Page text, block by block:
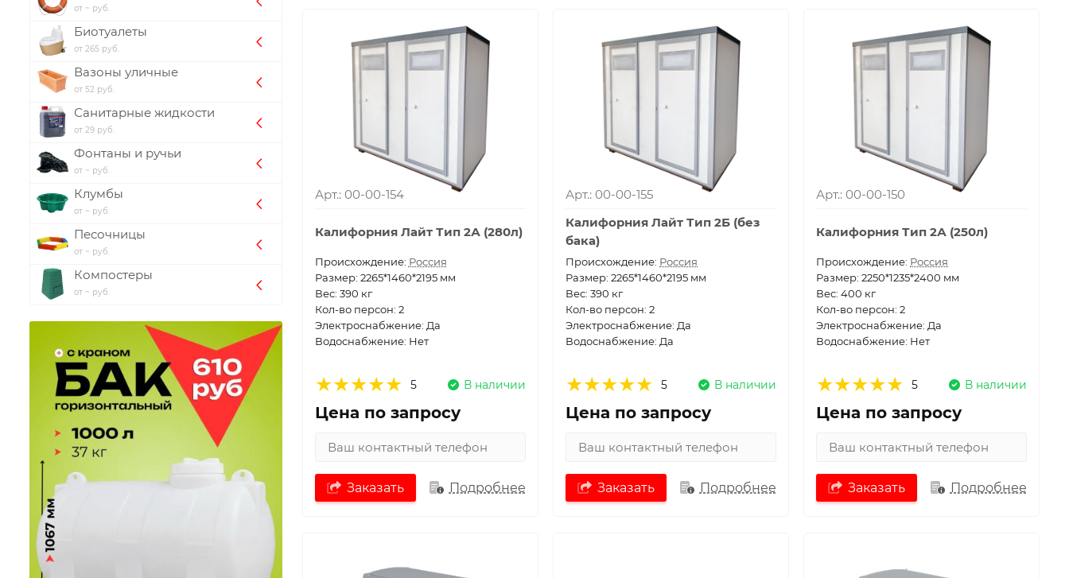
от ~ руб.
Биотуалеты
от 265 руб.
Вазоны уличные
от 52 руб.
Санитарные жидкости
от 29 руб.
Фонтаны и ручьи
от ~ руб.
Клумбы
от ~ руб.
Песочницы
от ~ руб.
Компостеры
от ~ руб.
Арт.: 00-00-154
Калифорния Лайт Тип 2А (280л)
Проиcхождение: Россия
Размер: 2265*1460*2195 мм
Вес: 390 кг
Кол-во персон: 2
Электроснабжение: Да
Водоснабжение: Нет
5 В наличии
Цена по запросу
Заказать Подробнее
Арт.: 00-00-155
Калифорния Лайт Тип 2Б (без
бака)
Проиcхождение: Россия
Размер: 2265*1460*2195 мм
Вес: 390 кг
Кол-во персон: 2
Электроснабжение: Да
Водоснабжение: Да
5 В наличии
Цена по запросу
Заказать Подробнее
Арт.: 00-00-150
Калифорния Тип 2А (250л)
Проиcхождение: Россия
Размер: 2250*1235*2400 мм
Вес: 400 кг
Кол-во персон: 2
Электроснабжение: Да
Водоснабжение: Нет
5 В наличии
Цена по запросу
Заказать Подробнее